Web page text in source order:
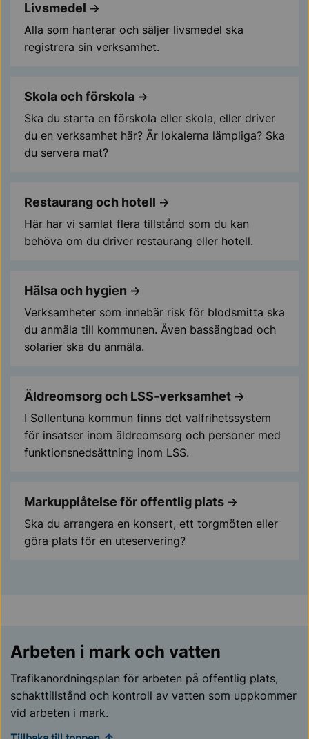
Livsmedel
Alla som hanterar och säljer livsmedel ska
registrera sin verksamhet.
Skola och förskola
Ska du starta en förskola eller skola, eller driver
du en verksamhet här? Är lokalerna lämpliga? Ska
du servera mat?
Restaurang och hotell
Här har vi samlat flera tillstånd som du kan
behöva om du driver restaurang eller hotell.
Hälsa och hygien
Verksamheter som innebär risk för blodsmitta ska
du anmäla till kommunen. Även bassängbad och
solarier ska du anmäla.
Äldreomsorg och LSS-verksamhet
I Sollentuna kommun finns det valfrihetssystem
för insatser inom äldreomsorg och personer med
funktionsnedsättning inom LSS.
Markupplåtelse för offentlig plats
Ska du arrangera en konsert, ett torgmöten eller
göra plats för en uteservering?
Arbeten i mark och vatten
Trafikanordningsplan för arbeten på offentlig plats,
schakttillstånd och kontroll av vatten som uppkommer
vid arbeten i mark.